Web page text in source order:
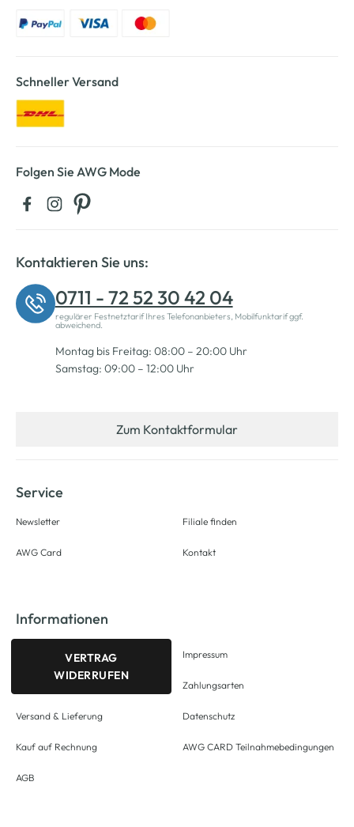
Schneller Versand
Folgen Sie AWG Mode
Kontaktieren Sie uns:
0711 - 72 52 30 42 04
regulärer Festnetztarif Ihres Telefonanbieters, Mobilfunktarif ggf.
abweichend.
Montag bis Freitag: 08:00 – 20:00 Uhr
Samstag: 09:00 – 12:00 Uhr
Zum Kontaktformular
Service
Newsletter
AWG Card
Filiale finden
Kontakt
Informationen
VERTRAG
WIDERRUFEN
Versand & Lieferung
Kauf auf Rechnung
AGB
Impressum
Zahlungsarten
Datenschutz
AWG CARD Teilnahmebedingungen